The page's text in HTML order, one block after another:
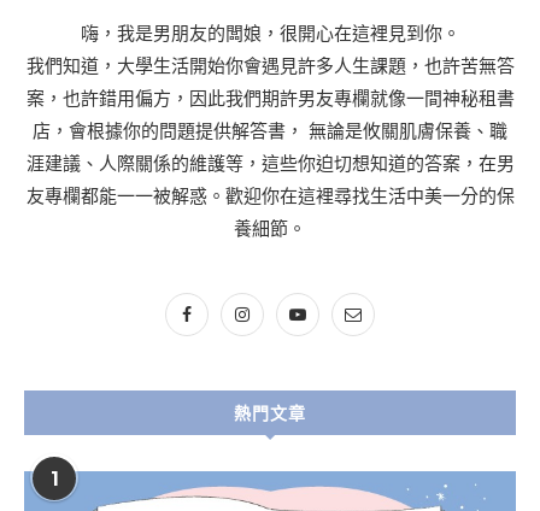
嗨，我是男朋友的闆娘，很開心在這裡見到你。
我們知道，大學生活開始你會遇見許多人生課題，也許苦無答
案，也許錯用偏方，因此我們期許男友專欄就像一間神秘租書
店，會根據你的問題提供解答書， 無論是攸關肌膚保養、職
涯建議、人際關係的維護等，這些你迫切想知道的答案，在男
友專欄都能一一被解惑。歡迎你在這裡尋找生活中美一分的保
養細節。
熱門文章
1